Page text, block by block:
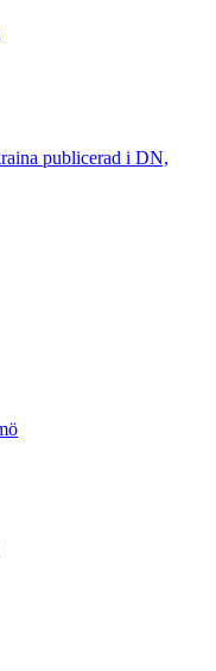
publicerad i DN,